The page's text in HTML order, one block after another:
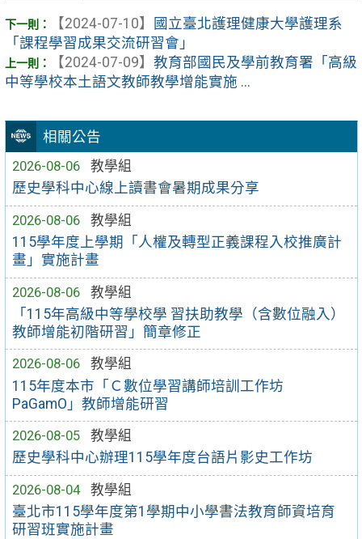
相關公告
2026-08-06
教學組
歷史學科中心線上讀書會暑期成果分享
2026-08-06
教學組
115學年度上學期「人權及轉型正義課程入校推廣計
畫」實施計畫
2026-08-06
教學組
「115年高級中等學校學 習扶助教學（含數位融入）
教師增能初階研習」簡章修正
2026-08-06
教學組
115年度本市「Ｃ數位學習講師培訓工作坊
PaGamO」教師增能研習
2026-08-05
教學組
歷史學科中心辦理115學年度台語片影史工作坊
2026-08-04
教學組
臺北市115學年度第1學期中小學書法教育師資培育
研習班實施計畫
【2024-07-10】
國立臺北護理健康大學護理系
「課程學習成果交流研習會」
【2024-07-09】 教育部國民及學前教育署「高級
中等學校本土語文教師教學增能實施 ...